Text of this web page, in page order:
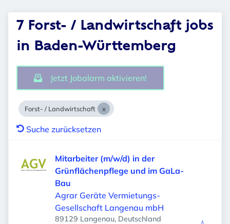
7 Forst- / Landwirtschaft jobs
in Baden-Württemberg
Jetzt Jobalarm aktivieren!
Forst- / Landwirtschaft
Suche zurücksetzen
Mitarbeiter (m/w/d) in der
Grünflächenpflege und im GaLa-
Bau
Agrar Geräte Vermietungs-
Gesellschaft Langenau mbH
89129 Langenau, Deutschland